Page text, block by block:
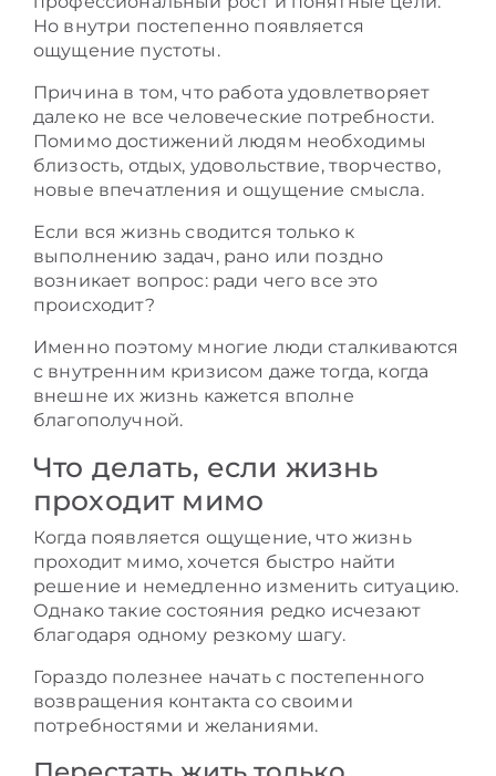
Но внутри постепенно появляется
ощущение пустоты.
Причина в том, что работа удовлетворяет
далеко не все человеческие потребности.
Помимо достижений людям необходимы
близость, отдых, удовольствие, творчество,
новые впечатления и ощущение смысла.
Если вся жизнь сводится только к
выполнению задач, рано или поздно
возникает вопрос: ради чего все это
происходит?
Именно поэтому многие люди сталкиваются
с внутренним кризисом даже тогда, когда
внешне их жизнь кажется вполне
благополучной.
Что делать, если жизнь
проходит мимо
Когда появляется ощущение, что жизнь
проходит мимо, хочется быстро найти
решение и немедленно изменить ситуацию.
Однако такие состояния редко исчезают
благодаря одному резкому шагу.
Гораздо полезнее начать с постепенного
возвращения контакта со своими
потребностями и желаниями.